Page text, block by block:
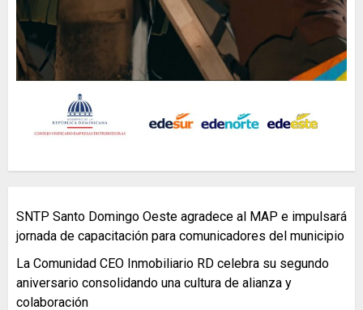
SNTP Santo Domingo Oeste agradece al MAP e impulsará
jornada de capacitación para comunicadores del municipio
La Comunidad CEO Inmobiliario RD celebra su segundo
aniversario consolidando una cultura de alianza y
colaboración